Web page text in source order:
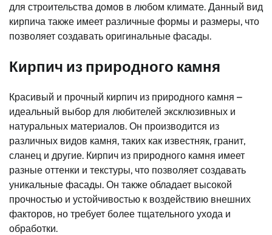
для строительства домов в любом климате. Данный вид
кирпича также имеет различные формы и размеры, что
позволяет создавать оригинальные фасады.
Кирпич из природного камня
Красивый и прочный кирпич из природного камня –
идеальный выбор для любителей эксклюзивных и
натуральных материалов. Он производится из
различных видов камня, таких как известняк, гранит,
сланец и другие. Кирпич из природного камня имеет
разные оттенки и текстуры, что позволяет создавать
уникальные фасады. Он также обладает высокой
прочностью и устойчивостью к воздействию внешних
факторов, но требует более тщательного ухода и
обработки.